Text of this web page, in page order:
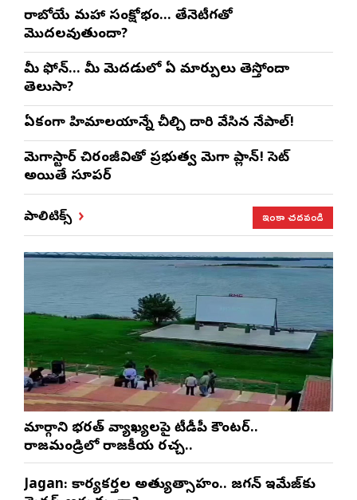
రాబోయే మహా సంక్షోభం… తేనెటీగతో
మొదలవుతుందా?
మీ ఫోన్… మీ మెదడులో ఏ మార్పులు తెస్తోందా
తెలుసా?
ఏకంగా హిమాలయాన్నే చీల్చి దారి వేసిన నేపాల్!
మెగాస్టార్ చిరంజీవితో ప్రభుత్వ మెగా ప్లాన్! సెట్
అయితే సూపర్
పాలిటిక్స్ ఇంకా చదవండి
మార్గాని భరత్ వ్యాఖ్యలపై టీడీపీ కౌంటర్..
రాజమండ్రిలో రాజకీయ రచ్చ..
Jagan: కార్యకర్తల అత్యుత్సాహం.. జగన్ ఇమేజ్‌కు